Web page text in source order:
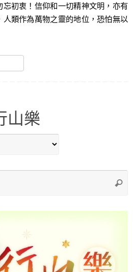
初衷！信仰和一切精神文明，亦有
類作為萬物之靈的地位，恐怕無以
山樂